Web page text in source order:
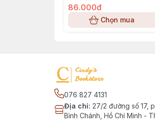
86.000đ
Chọn mua
076 827 4131
Địa chỉ: 27/2 đường số 17,
Bình Chánh, Hồ Chí Minh -